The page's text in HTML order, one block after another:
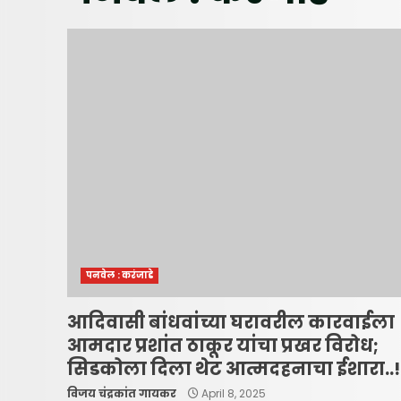
पनवेल : करंजाडे
आदिवासी बांधवांच्या घरावरील कारवाईला
आमदार प्रशांत ठाकूर यांचा प्रखर विरोध;
सिडकोला दिला थेट आत्मदहनाचा ईशारा..!
विजय चंद्रकांत गायकर April 8, 2025